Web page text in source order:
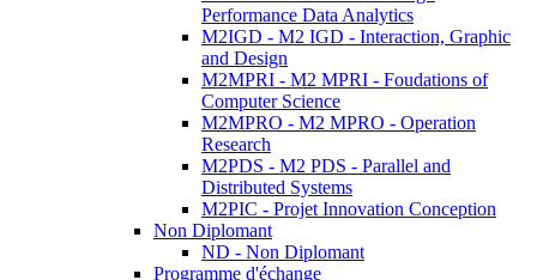
Performance Data Analytics
M2IGD - M2 IGD - Interaction, Graphic
and Design
M2MPRI - M2 MPRI - Foudations of
Computer Science
M2MPRO - M2 MPRO - Operation
Research
M2PDS - M2 PDS - Parallel and
Distributed Systems
M2PIC - Projet Innovation Conception
Non Diplomant
ND - Non Diplomant
Programme d'échange